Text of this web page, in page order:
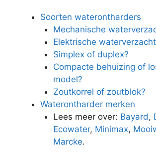
Soorten waterontharders
Mechanische
Elektrische
Simplex of duplex?
Compacte behuizing of
model?
Zoutkorrel of zoutblok?
Waterontharder merken
Lees meer over: Bayard,
Ecowater, Minimax,
Marcke.